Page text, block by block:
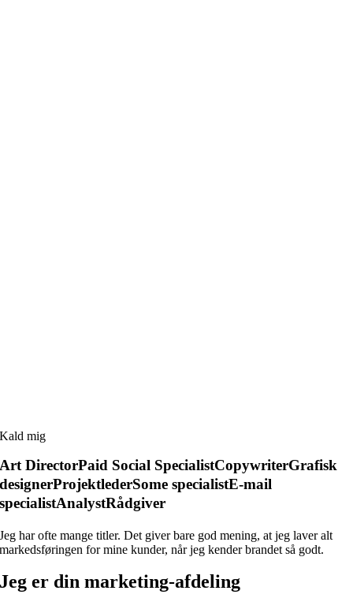
Kald mig
Art DirectorPaid Social SpecialistCopywriterGrafisk
designerProjektlederSome specialistE-mail
specialistAnalystRådgiver
Jeg har ofte mange titler. Det giver bare god mening, at jeg laver alt
markedsføringen for mine kunder, når jeg kender brandet så godt.
Jeg er din marketing-afdeling